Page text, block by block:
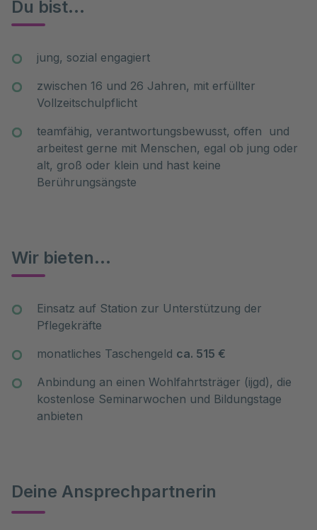
Du bist...
jung, sozial engagiert
zwischen 16 und 26 Jahren, mit erfüllter
Vollzeitschulpflicht
teamfähig, verantwortungsbewusst, offen und
arbeitest gerne mit Menschen, egal ob jung oder
alt, groß oder klein und hast keine
Berührungsängste
Wir bieten...
Einsatz auf Station zur Unterstützung der
Pflegekräfte
monatliches Taschengeld ca. 515 €
Anbindung an einen Wohlfahrtsträger (ijgd), die
kostenlose Seminarwochen und Bildungstage
anbieten
Deine Ansprechpartnerin